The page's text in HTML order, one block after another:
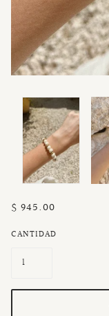
$ 945.00
CANTIDAD